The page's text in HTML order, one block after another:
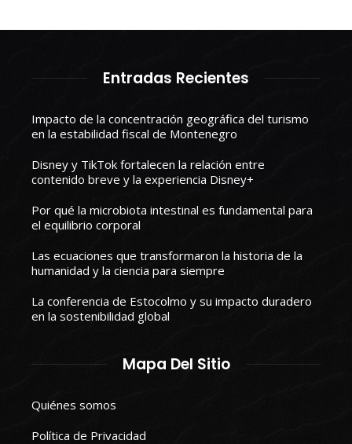
Entradas Recientes
Impacto de la concentración geográfica del turismo
en la estabilidad fiscal de Montenegro
Disney y TikTok fortalecen la relación entre
contenido breve y la experiencia Disney+
Por qué la microbiota intestinal es fundamental para
el equilibrio corporal
Las ecuaciones que transformaron la historia de la
humanidad y la ciencia para siempre
La conferencia de Estocolmo y su impacto duradero
en la sostenibilidad global
Mapa Del Sitio
Quiénes somos
Política de Privacidad